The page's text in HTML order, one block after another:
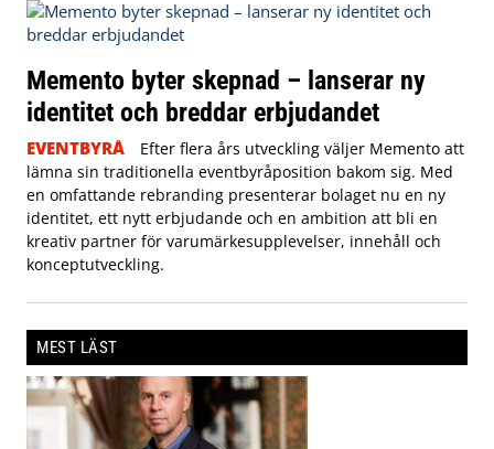
Memento byter skepnad – lanserar ny
identitet och breddar erbjudandet
EVENTBYRÅ
Efter flera års utveckling väljer Memento att
lämna sin traditionella eventbyråposition bakom sig. Med
en omfattande rebranding presenterar bolaget nu en ny
identitet, ett nytt erbjudande och en ambition att bli en
kreativ partner för varumärkesupplevelser, innehåll och
konceptutveckling.
MEST LÄST